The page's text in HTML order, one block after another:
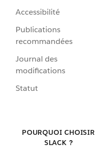
Accessibilité
Publications
recommandées
Journal des
modifications
Statut
POURQUOI CHOISIR
SLACK ?